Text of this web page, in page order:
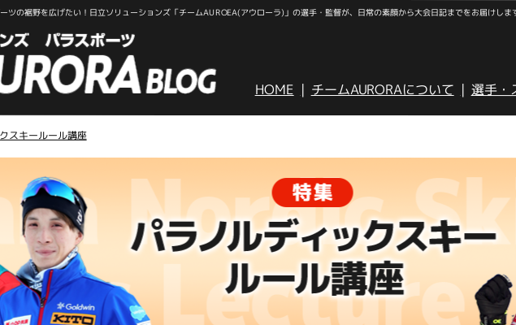
ツの裾野を広げたい！日立ソリューションズ「チームAUROEA(アウローラ)」の選手・監督が、日常の素顔から大会日記までをお届けしま
HOME チームAURORAについて 選手・
スキールール講座